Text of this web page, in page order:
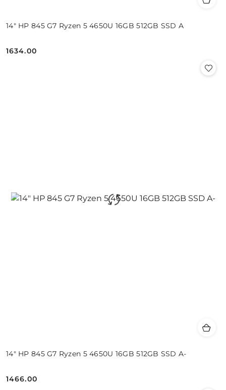
14" HP 845 G7 Ryzen 5 4650U 16GB 512GB SSD A
Cena:
1634.00
14" HP 845 G7 Ryzen 5 4650U 16GB 512GB SSD A-
Cena:
1466.00